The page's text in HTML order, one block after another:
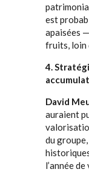
est
apaisées
fruits, loin
4.
David
auraient
du
l’année